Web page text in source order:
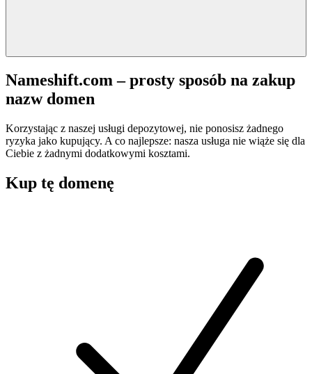
Nameshift.com – prosty sposób na zakup
nazw domen
Korzystając z naszej usługi depozytowej, nie ponosisz żadnego
ryzyka jako kupujący. A co najlepsze: nasza usługa nie wiąże się dla
Ciebie z żadnymi dodatkowymi kosztami.
Kup tę domenę